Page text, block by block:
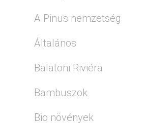
A Pinus nemzetség
Általános
Balatoni Riviéra
Bambuszok
Bio növények